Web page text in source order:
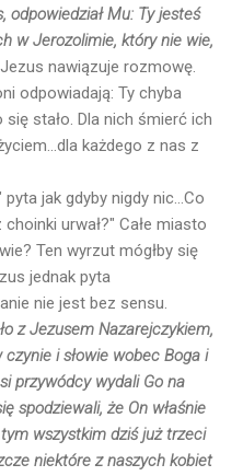
odpowiedział Mu: Ty jesteś
w Jerozolimie, który nie wie,
Jezus nawiązuje rozmowę.
odpowiadają: Ty chyba
stało. Dla nich śmierć ich
każdego z nas z
jak gdyby nigdy nic...Co
urwał?" Całe miasto
Ten wyrzut mógłby się
jednak pyta
nie jest bez sensu.
z Jezusem Nazarejczykiem,
i słowie wobec Boga i
przywódcy wydali Go na
spodziewali, że On właśnie
wszystkim dziś już trzeci
niektóre z naszych kobiet